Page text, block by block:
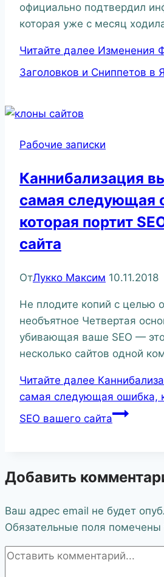
официально подтвердил
которая уже с месяц
Читайте далее Изменения
Заголовков и Сниппетов в
Рабочие записки
Каннибализация
самая следующая
которая портит
сайта
ОтЛукко Максим 10.11.2018
Не плодите копий с целью
необъятное Четвертая
убивающая ваше SEO —
несколько сайтов одной
Читайте далее
самая следующая ошибка,
SEO вашего сайта
Добавить
Ваш адрес email не будет
Обязательные поля помечены